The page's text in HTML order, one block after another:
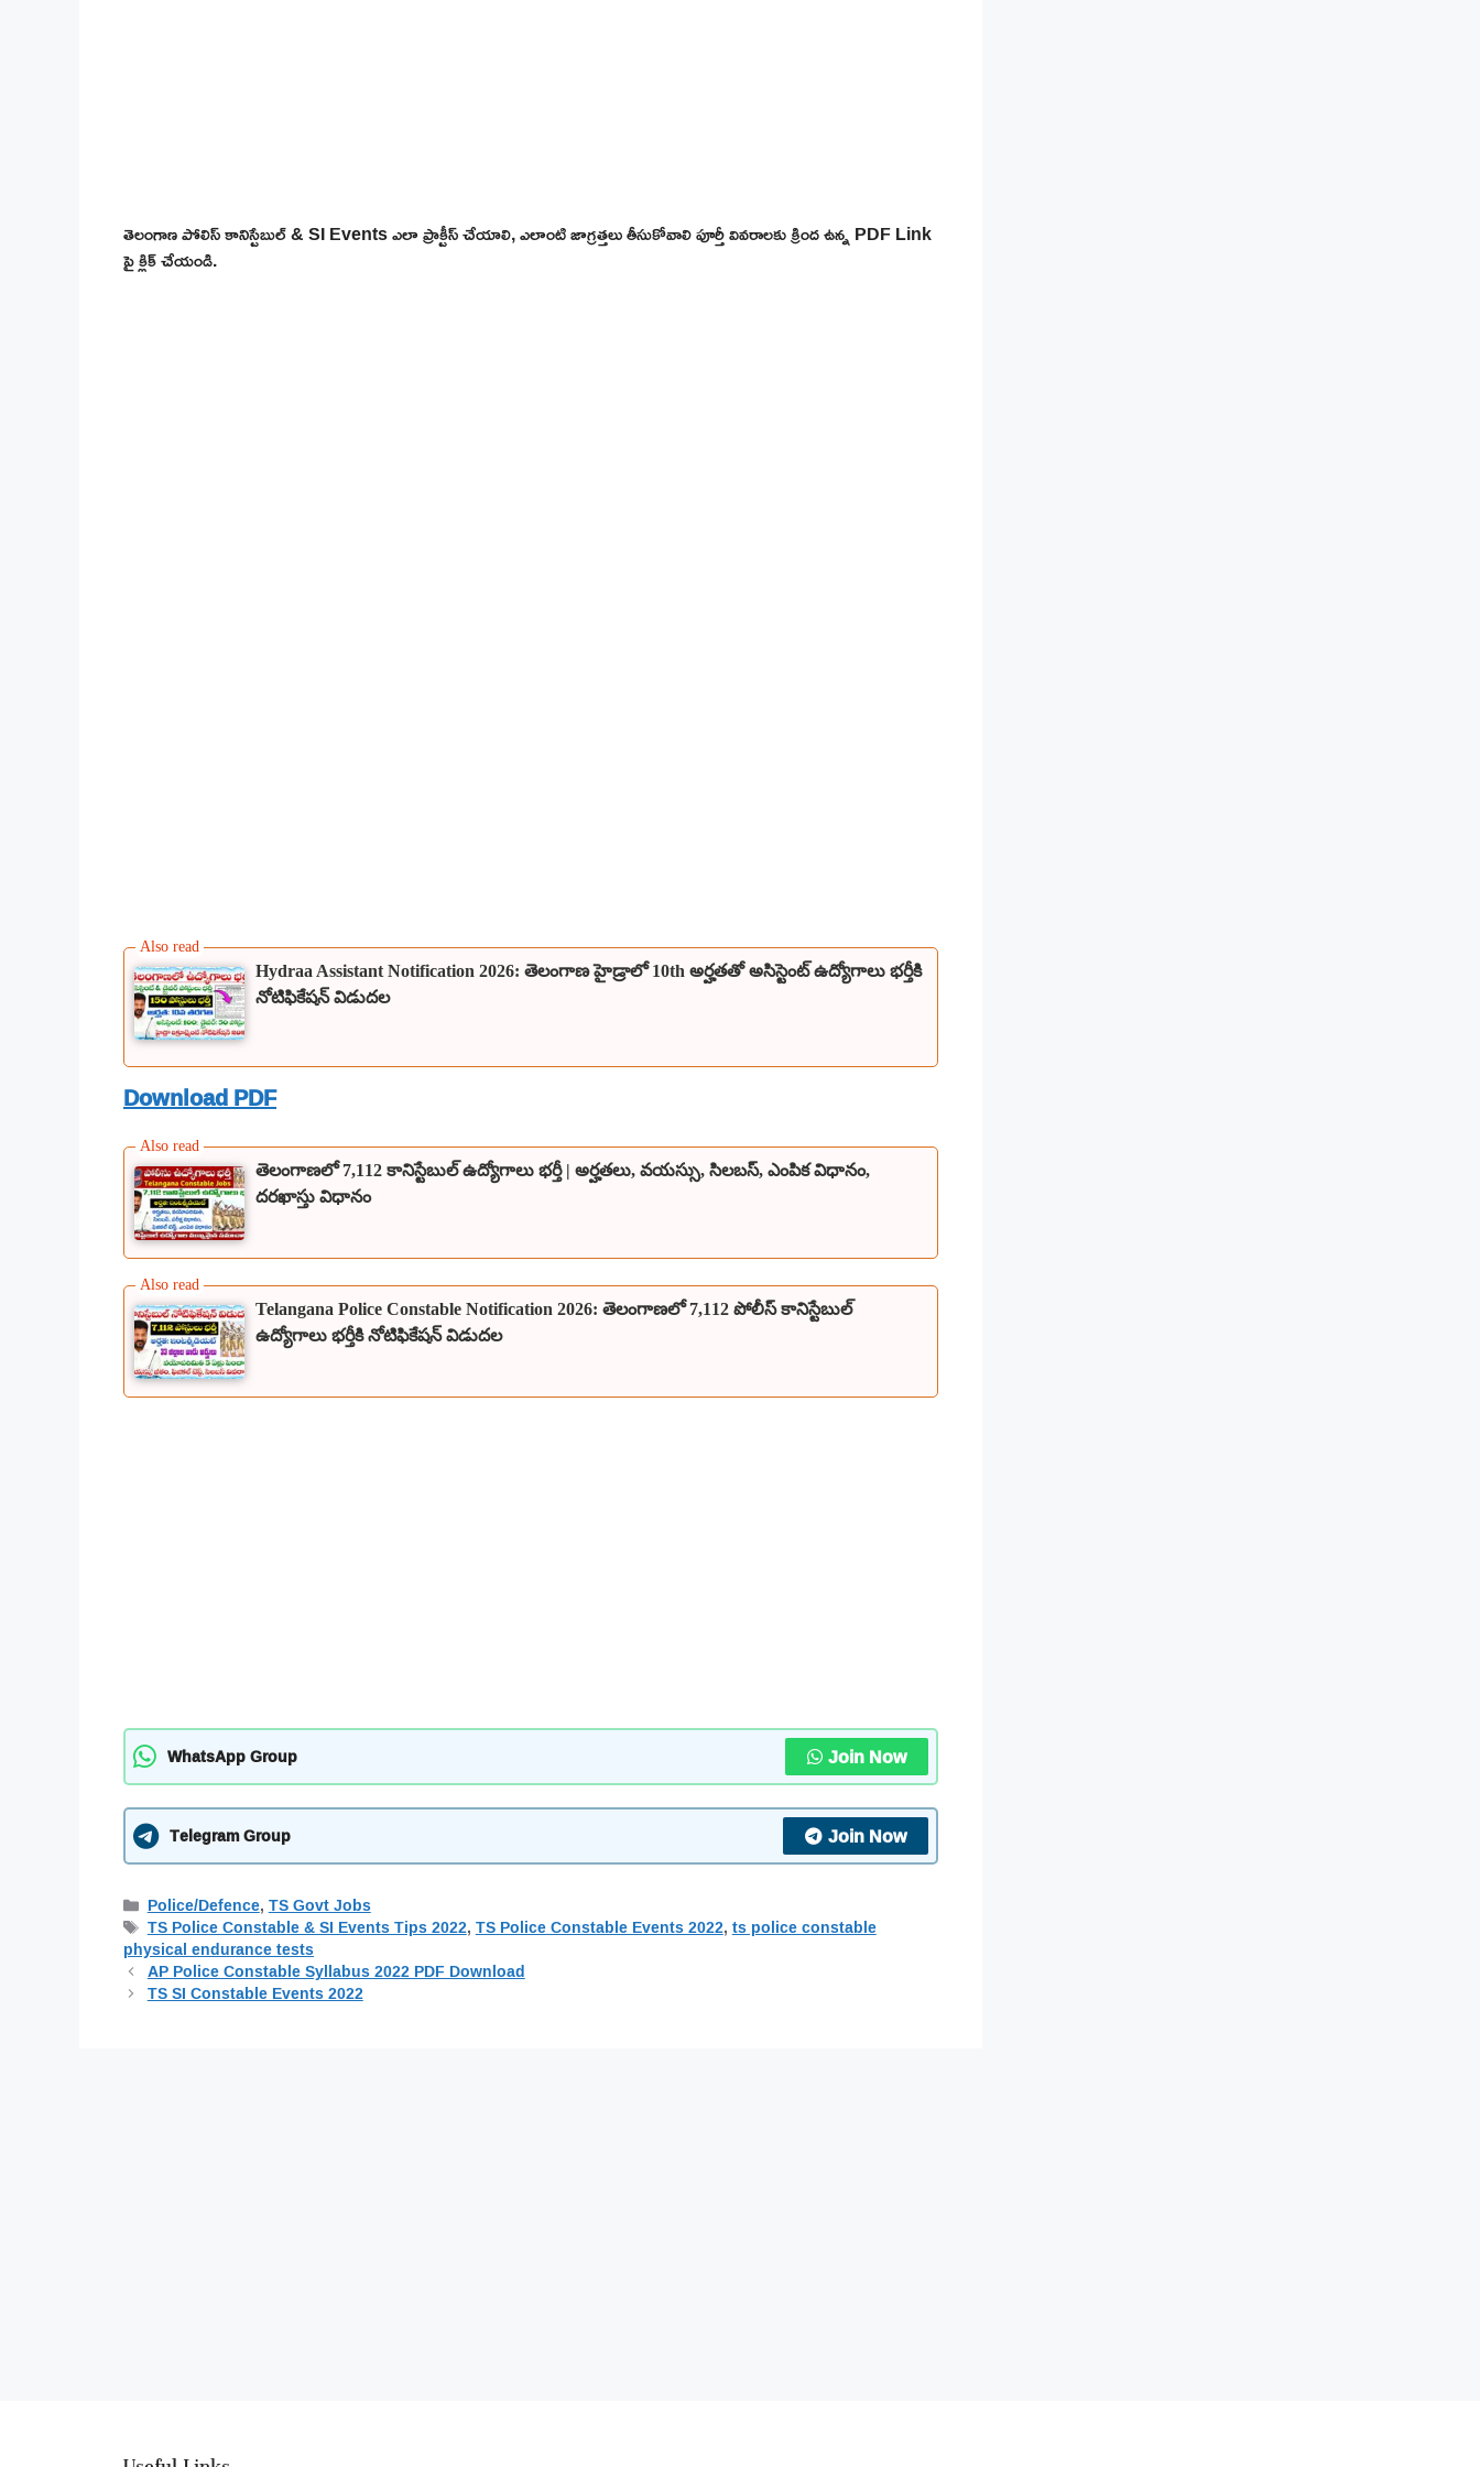
తెలంగాణ పోలిస్ కానిస్టేబుల్ & SI Events ఎలా ప్రాక్టీస్ చేయాలి, ఎలాంటి జాగ్రత్తలు తీసుకోవాలి పూర్తీ వివరాలకు క్రింద ఉన్న PDF Link
పై క్లిక్ చేయండి.
Hydraa Assistant Notification 2026: తెలంగాణ హైడ్రాలో 10th అర్హతతో అసిస్టెంట్ ఉద్యోగాలు భర్తీకి
నోటిఫికేషన్ విడుదల
Download PDF
తెలంగాణలో 7,112 కానిస్టేబుల్ ఉద్యోగాలు భర్తీ | అర్హతలు, వయస్సు, సిలబస్, ఎంపిక విధానం,
దరఖాస్తు విధానం
Telangana Police Constable Notification 2026: తెలంగాణలో 7,112 పోలీస్ కానిస్టేబుల్
ఉద్యోగాలు భర్తీకి నోటిఫికేషన్ విడుదల
WhatsApp Group Join Now
Telegram Group Join Now
Categories
Police/Defence,TS Govt Jobs
Tags
TS Police Constable & SI Events Tips 2022,TS Police Constable Events 2022,ts police constable
physical endurance tests
AP Police Constable Syllabus 2022 PDF Download
TS SI Constable Events 2022